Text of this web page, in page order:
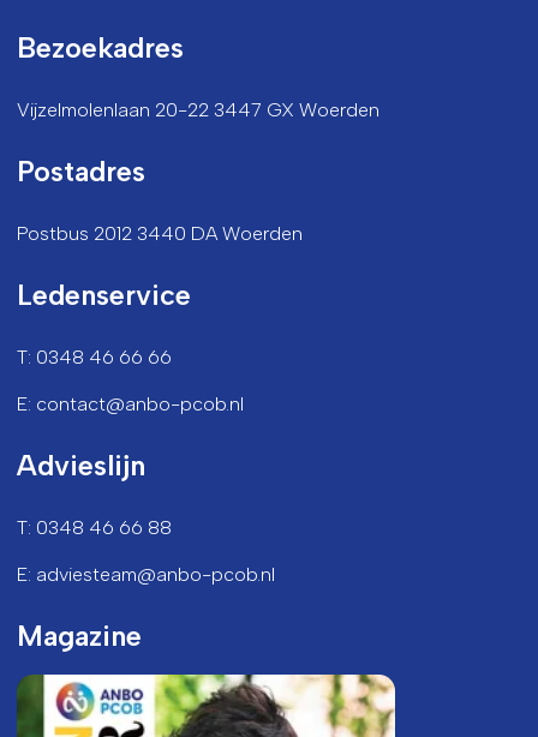
Bezoekadres
Vijzelmolenlaan 20-22 3447 GX Woerden
Postadres
Postbus 2012 3440 DA Woerden
Ledenservice
T: 0348 46 66 66
E: contact@anbo-pcob.nl
Advieslijn
T: 0348 46 66 88
E: adviesteam@anbo-pcob.nl
Magazine